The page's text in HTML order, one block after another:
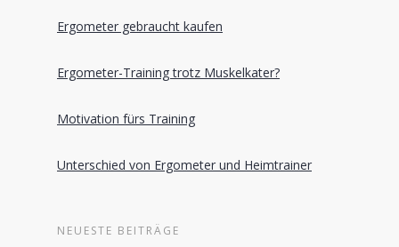
Ergometer gebraucht kaufen
Ergometer-Training trotz Muskelkater?
Motivation fürs Training
Unterschied von Ergometer und Heimtrainer
NEUESTE BEITRÄGE